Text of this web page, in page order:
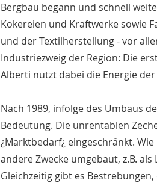
Bergbau begann und schnell
Kokereien und Kraftwerke sowie
und der Textilherstellung - vor
Industriezweig der Region: Die
Alberti nutzt dabei die Energie
Nach 1989, infolge des Umbaus
Bedeutung. Die unrentablen
¿Marktbedarf¿ eingeschränkt.
andere Zwecke umgebaut, z.B.
Gleichzeitig gibt es